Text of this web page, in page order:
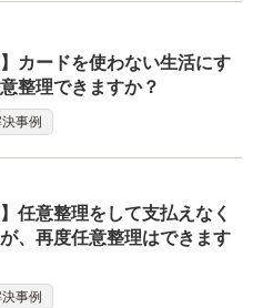
】カードを使わない生活にす
整理できますか？
事例
】任意整理をして支払えなく
、再度任意整理はできます
事例